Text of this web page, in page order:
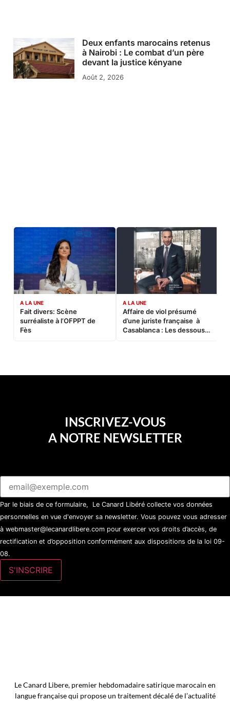
Deux enfants marocains retenus
à Nairobi : Le combat d’un père
devant la justice kényane
Août 2, 2026
A LA UNE
Fait divers: Scène
surréaliste à l’OFPPT de
Fès
A LA UNE
Affaire de viol présumé
d’une juriste française à
Casablanca : Les dessous
INSCRIVEZ-VOUS
A NOTRE NEWSLETTER
Par le biais de ce formulaire, Le Canard Libéré collecte vos données
personnelles en vue d'envoyer sa newsletter. Vous pouvez vous adresser
à webmaster@lecanardlibere.com pour exercer vos droits d’accès, de
rectification et d’opposition conformément aux dispositions de la loi 09-
08.
Le Canard Libere, premier hebdomadaire satirique marocain en
langue française qui propose un traitement décalé de l’actualité